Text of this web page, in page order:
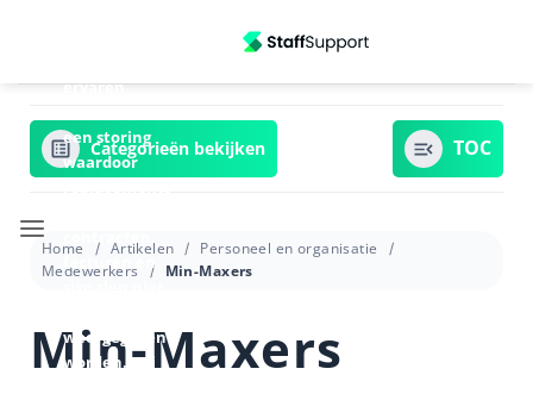
ervaren
een storing
waardoor
contracten,
facturen en
weergegeven
worden. Wij
Categorieën bekijken
Home Artikelen
Personeel en organisatie
Medewerkers
Min-Maxers
Min-Maxers